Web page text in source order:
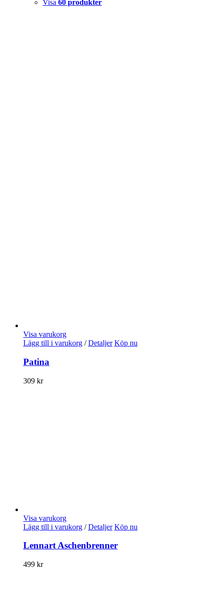
Visa 60 produkter
Visa varukorg
Lägg till i varukorg / Detaljer Köp nu
Patina
309 kr
Visa varukorg
Lägg till i varukorg / Detaljer Köp nu
Lennart Aschenbrenner
499 kr